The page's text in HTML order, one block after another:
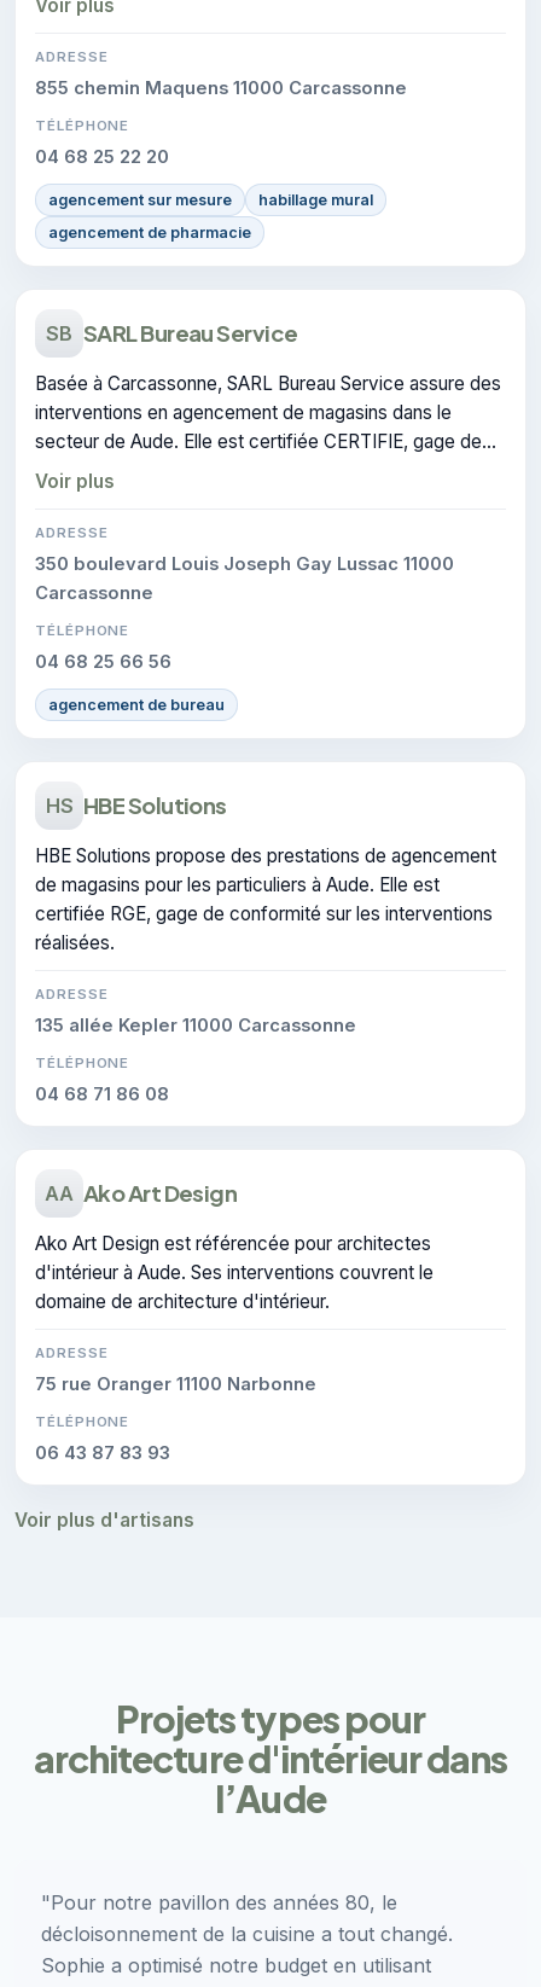
Voir plus
ADRESSE
855 chemin Maquens 11000 Carcassonne
TÉLÉPHONE
04 68 25 22 20
agencement sur mesure
habillage mural
agencement de pharmacie
SB SARL Bureau Service
Basée à Carcassonne, SARL Bureau Service assure des
interventions en agencement de magasins dans le
secteur de Aude. Elle est certifiée CERTIFIE, gage de
conformité sur les interventions réalisées.
Voir plus
ADRESSE
350 boulevard Louis Joseph Gay Lussac 11000
Carcassonne
TÉLÉPHONE
04 68 25 66 56
agencement de bureau
HS HBE Solutions
HBE Solutions propose des prestations de agencement
de magasins pour les particuliers à Aude. Elle est
certifiée RGE, gage de conformité sur les interventions
réalisées.
ADRESSE
135 allée Kepler 11000 Carcassonne
TÉLÉPHONE
04 68 71 86 08
AA Ako Art Design
Ako Art Design est référencée pour architectes
d'intérieur à Aude. Ses interventions couvrent le
domaine de architecture d'intérieur.
ADRESSE
75 rue Oranger 11100 Narbonne
TÉLÉPHONE
06 43 87 83 93
Voir plus d'artisans
Projets types pour
architecture d'intérieur dans
l’Aude
"Pour notre pavillon des années 80, le
décloisonnement de la cuisine a tout changé.
Sophie a optimisé notre budget en utilisant